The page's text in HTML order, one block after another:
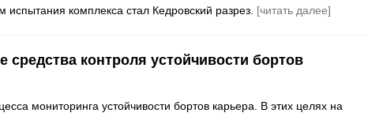
комплекса стал Кедровский разрез. [читать далее]
средства контроля устойчивости бортов
мониторинга устойчивости бортов карьера. В этих целях на